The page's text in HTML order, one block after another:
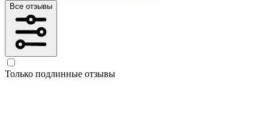
Все отзывы
Только подлинные отзывы